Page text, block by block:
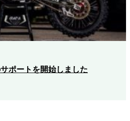
ポートを開始しました